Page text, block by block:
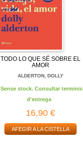
TODO LO QUE SÉ SOBRE EL
AMOR
ALDERTON, DOLLY
Sense stock. Consultar terminis
d'entrega
16,90 €
AFEGIR A LA CISTELLA